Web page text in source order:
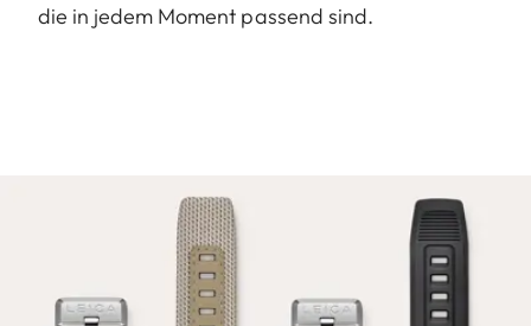
die in jedem Moment passend sind.